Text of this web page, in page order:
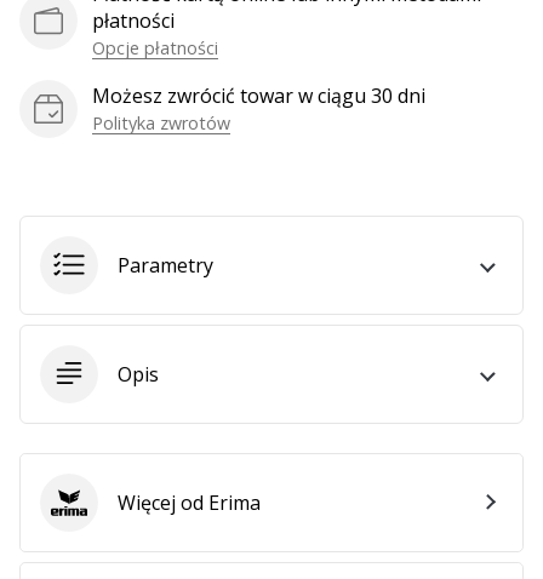
Pokaż
wszystkie
płatności
Opcje płatności
Możesz zwrócić towar w ciągu 30 dni
Polityka zwrotów
Parametry
Opis
Erima Więcej od Erima